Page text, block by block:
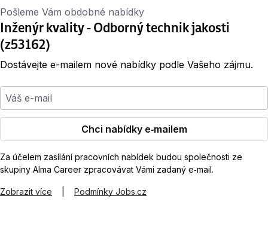
Pošleme Vám obdobné nabídky
Inženýr kvality - Odborný technik jakosti
(z53162)
Dostávejte e-mailem nové nabídky podle Vašeho zájmu.
Váš e-mail
Chci nabídky e‑mailem
Za účelem zasílání pracovních nabídek budou společnosti ze
skupiny Alma Career zpracovávat Vámi zadaný e‑mail.
Zobrazit více Podmínky Jobs.cz